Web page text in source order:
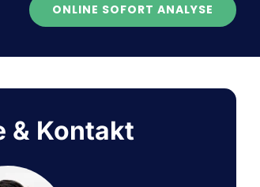
ONLINE SOFORT ANALYSE
& Kontakt